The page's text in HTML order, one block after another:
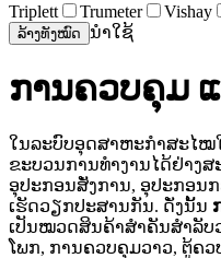
Triplett
Trumeter Vishay
ລ້າງທັງໝົດ ນຳໃຊ້
ການຄວບຄຸມ
ໃນລະບົບອຸດສາຫະກຳສະໄໝ
ຂະບວນການທຳງານໄດ້ຢ່າງສ
ອຸປະກອນສັ່ງການ, ອຸປະກອນ
ເຮັດວຽກປະສານກັນ. ດັ່ງນັ້ນ
ເປັນໝວດສິນຄ້າສຳຄັນສຳລັບ
ໂພກ, ການຄວບຄຸມວາວ, ຕູ້ຄ